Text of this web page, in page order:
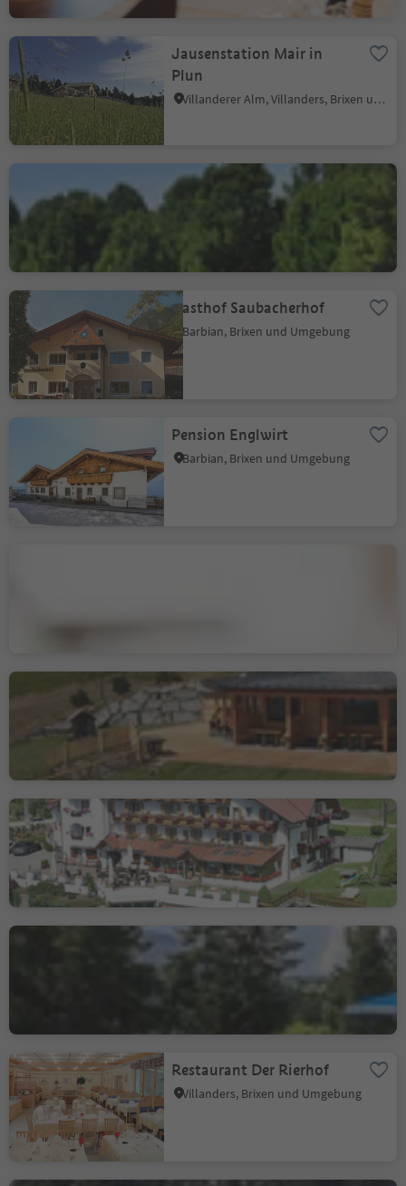
Jausenstation Mair in
Plun
Villanderer Alm, Villanders, Brixen und Umgebung
Almgasthof am
Villanders, Brixen und Umgebung
Gasthof Saubacherhof
Barbian, Brixen und Umgebung
Pension Englwirt
Barbian, Brixen und Umgebung
Feltuner Hütte
Barbian, Brixen und Umgebung
Gran-Panorama Wellness
Hotel Sambergerhof
Villanders, Brixen und Umgebung
Gasser Hütte
Villanders, Brixen und Umgebung
Restaurant Der Rierhof
Villanders, Brixen und Umgebung